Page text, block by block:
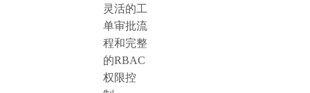
灵活的工
单审批流
程和完整
的RBAC
权限控